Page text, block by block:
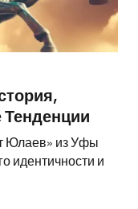
Юлаев» из Уфы
идентичности и